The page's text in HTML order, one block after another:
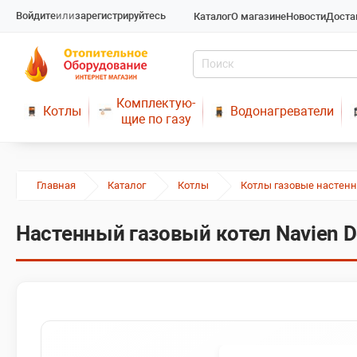
Войдитеилизарегистрируйтесь КаталогО магазинеНовости
Котлы
Комплектую-
щие по газу
Водонагреватели
Главная Каталог Котлы Котлы газовые
Настенный газовый котел Navien